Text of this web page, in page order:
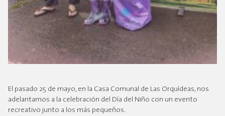
El pasado 25 de mayo, en la Casa Comunal de Las Orquídeas, nos
adelantamos a la celebración del Día del Niño con un evento
recreativo junto a los más pequeños.